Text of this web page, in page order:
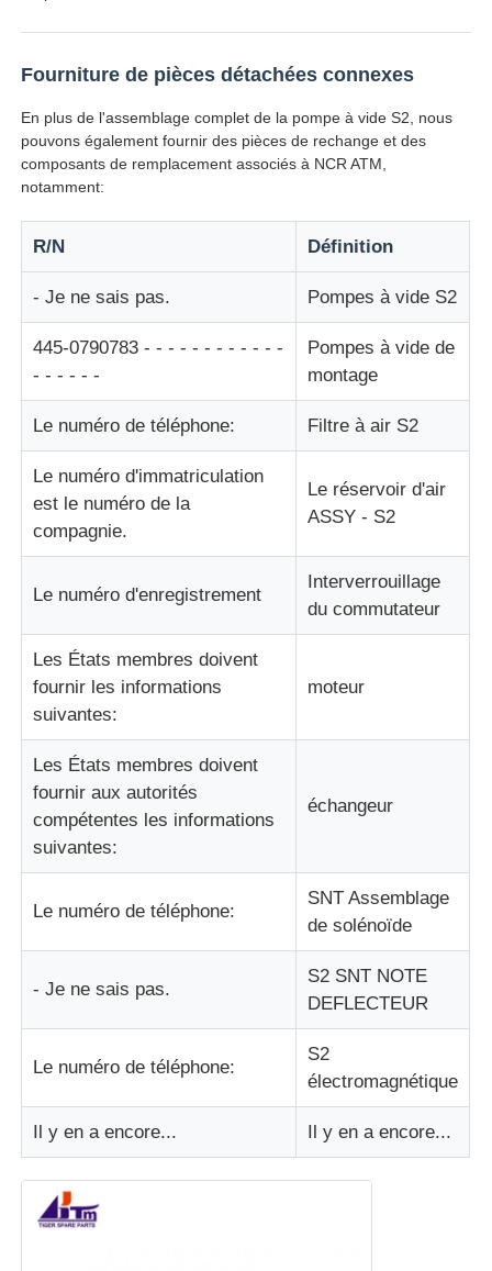
Pièces de rechange ATM
Distributeur automatique de billets
Recycleur de pièces
Fourniture de pièces détachées connexes
En plus de l'assemblage complet de la pompe à vide S2, nous
pouvons également fournir des pièces de rechange et des
composants de remplacement associés à NCR ATM,
notamment:
R/N Définition
- Je ne sais pas. Pompes à vide S2
445-0790783 - - - - - - - - - - - -
- - - - - -
Pompes à vide de
montage
Le numéro de téléphone: Filtre à air S2
Le numéro d'immatriculation
est le numéro de la
compagnie.
Le réservoir d'air
ASSY - S2
Le numéro d'enregistrement
Interverrouillage
du commutateur
Les États membres doivent
fournir les informations
suivantes:
moteur
Les États membres doivent
fournir aux autorités
compétentes les informations
suivantes:
échangeur
Le numéro de téléphone:
SNT Assemblage
de solénoïde
- Je ne sais pas.
S2 SNT NOTE
DEFLECTEUR
Le numéro de téléphone:
S2
électromagnétique
Il y en a encore... Il y en a encore...